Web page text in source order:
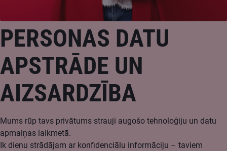
PERSONAS DATU
APSTRĀDE UN
AIZSARDZĪBA
Mums rūp tavs privātums strauji augošo tehnoloģiju un datu
apmaiņas laikmetā.
Ik dienu strādājam ar konfidenciālu informāciju – taviem